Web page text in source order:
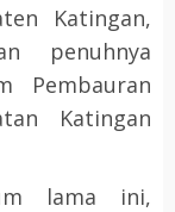
Katingan,
penuhnya
Pembauran
Katingan
lama ini,